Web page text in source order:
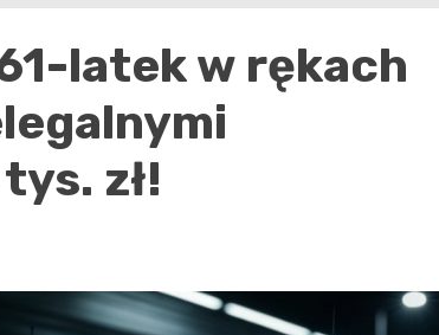
latek w rękach
zł!